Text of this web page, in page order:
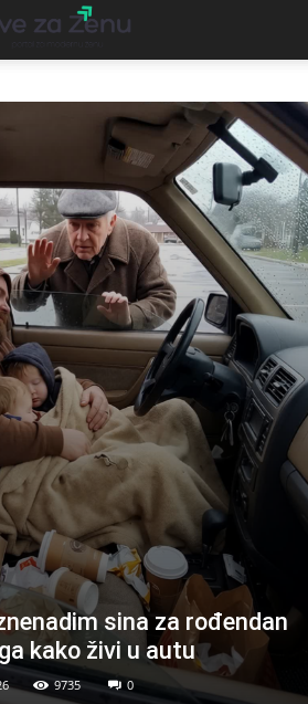
sina za rođendan
kako živi u autu
9735 0